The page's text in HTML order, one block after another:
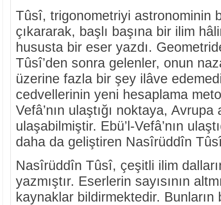
Tûsî, trigonometriyi astronominin
çıkararak, başlı başına bir ilim
hususta bir eser yazdı.
Tûsî’den sonra gelenler, onun
üzerine fazla bir şey ilâve
cedvellerinin yeni hesaplama
Vefâ’nın ulaştığı noktaya, Avrupa
ulaşabilmiştir. Ebü’l-Vefâ’nın
daha da geliştiren Nasîrüddîn
Nasîrüddîn Tûsî, çeşitli ilim
yazmıştır. Eserlerin sayısının
kaynaklar bildirmektedir. Bunların